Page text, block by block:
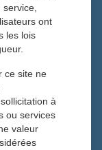
des
dans la durée
de l'allocation
ont
les lois
ce site ne
à
ou services
valeur